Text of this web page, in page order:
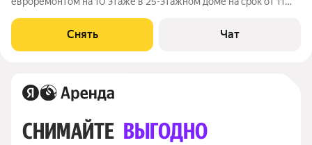
Стиральная машина Холодильник Посудомоечная машина
Микроволновка Пылесос Дом -
Снять Чат
СНИМАЙТЕ ВЫГОДНО